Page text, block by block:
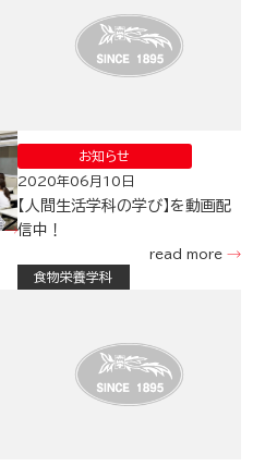
お知らせ
2020年06月10日
【人間生活学科の学び】を動画配
信中！
read more
食物栄養学科